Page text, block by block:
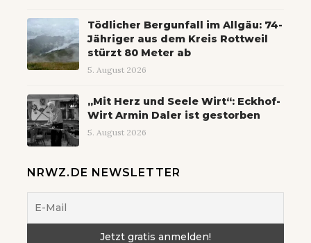
Tödlicher Bergunfall im Allgäu: 74-
Jähriger aus dem Kreis Rottweil
stürzt 80 Meter ab
5. August 2026
„Mit Herz und Seele Wirt“: Eckhof-
Wirt Armin Daler ist gestorben
5. August 2026
NRWZ.DE NEWSLETTER